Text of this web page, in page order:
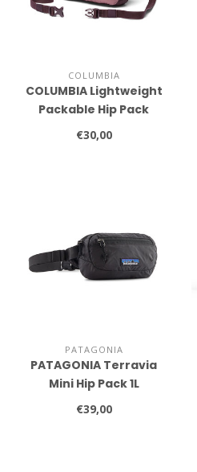
COLUMBIA
COLUMBIA Lightweight
Packable Hip Pack
€30,00
PATAGONIA
PATAGONIA Terravia
Mini Hip Pack 1L
€39,00